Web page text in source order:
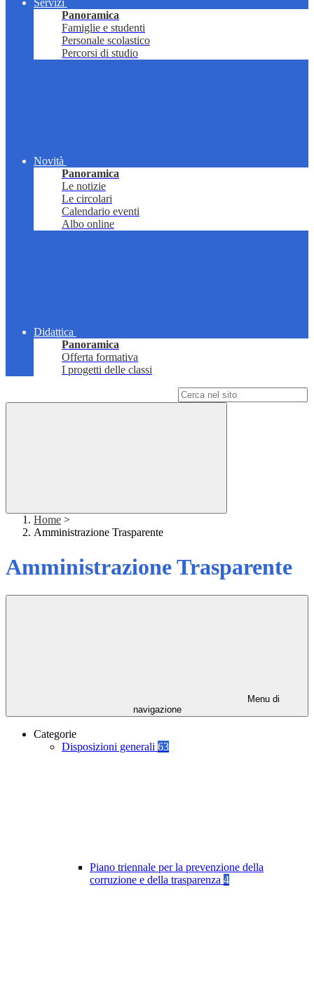
Servizi
Panoramica
Famiglie e studenti
Personale scolastico
Percorsi di studio
Novità
Panoramica
Le notizie
Le circolari
Calendario eventi
Albo online
Didattica
Panoramica
Offerta formativa
I progetti delle classi
Home >
Amministrazione Trasparente
Amministrazione Trasparente
Menu di
navigazione
Categorie
Disposizioni generali 63
Piano triennale per la prevenzione della
corruzione e della trasparenza 4